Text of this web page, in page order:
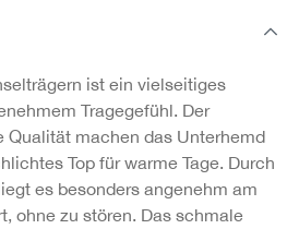
ist ein vielseitiges
Tragegefühl. Der
Qualität machen das Unterhemd
Top für warme Tage. Durch
es besonders angenehm am
ohne zu stören. Das schmale